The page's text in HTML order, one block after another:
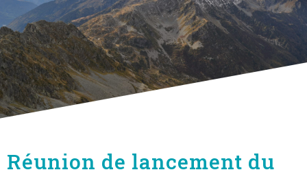
Réunion de lancement du